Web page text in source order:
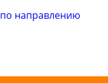
по направлению